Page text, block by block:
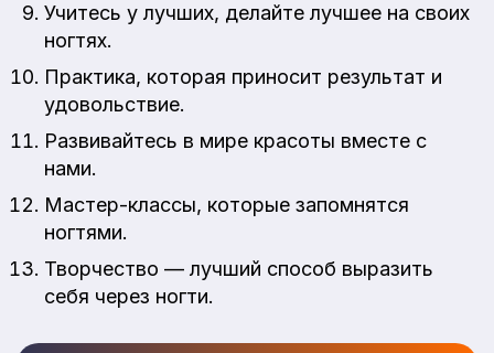
Учитесь у лучших, делайте лучшее на своих
ногтях.
Практика, которая приносит результат и
удовольствие.
Развивайтесь в мире красоты вместе с
нами.
Мастер-классы, которые запомнятся
ногтями.
Творчество — лучший способ выразить
себя через ногти.